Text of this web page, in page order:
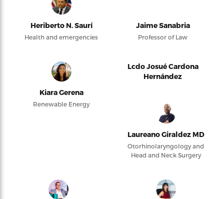
Heriberto N. Saurí
Health and emergencies
Jaime Sanabria
Professor of Law
Kiara Gerena
Renewable Energy
Lcdo Josué Cardona
Hernández
Laureano Giraldez MD
Otorhinolaryngology and
Head and Neck Surgery